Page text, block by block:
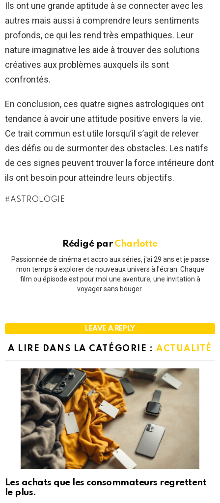
Ils ont une grande aptitude à se connecter avec les
autres mais aussi à comprendre leurs sentiments
profonds, ce qui les rend très empathiques. Leur
nature imaginative les aide à trouver des solutions
créatives aux problèmes auxquels ils sont
confrontés.
En conclusion, ces quatre signes astrologiques ont
tendance à avoir une attitude positive envers la vie.
Ce trait commun est utile lorsqu’il s’agit de relever
des défis ou de surmonter des obstacles. Les natifs
de ces signes peuvent trouver la force intérieure dont
ils ont besoin pour atteindre leurs objectifs.
ASTROLOGIE
Rédigé par Charlotte
Passionnée de cinéma et accro aux séries, j'ai 29 ans et je passe
mon temps à explorer de nouveaux univers à l'écran. Chaque
film ou épisode est pour moi une aventure, une invitation à
voyager sans bouger.
LEAVE A REPLY
A LIRE DANS LA CATÉGORIE : ACTUALITÉ
Les achats que les consommateurs regrettent
le plus.